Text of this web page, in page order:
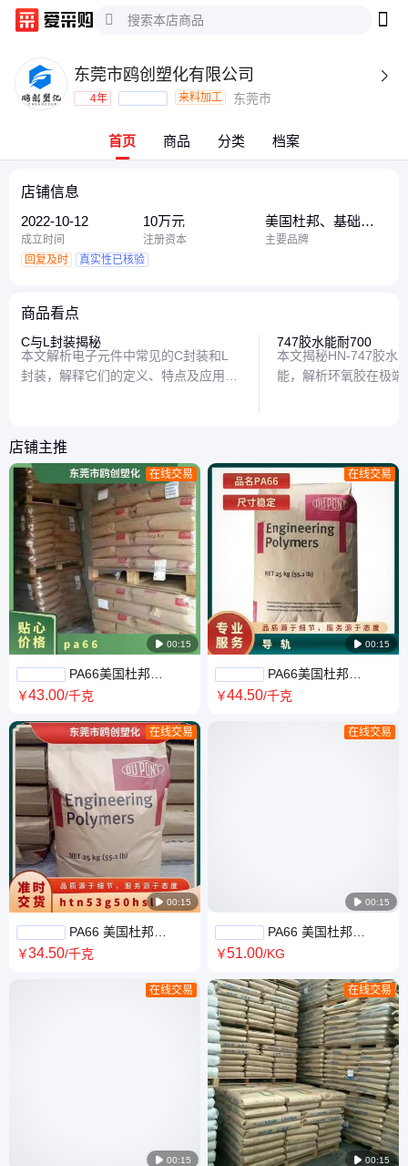
东莞市鸥创塑化有限公司 
4年 来料加工 东莞市
首页 商品 分类 档案
店铺信息
2022-10-12
成立时间
10万元
注册资本
美国杜邦、基础创
新塑料(美国)、基础
创新塑料
主要品牌
回复及时
真实性已核验
商品看点
C与L封装揭秘
本文解析电子元件中常见的C封装和L
封装，解释它们的定义、特点及应用场
747胶水能耐700
本文揭秘HN-747胶水
能，解析环氧胶在极
店铺主推
 00:15
在线交易
PA66美国杜邦
A73G15LBK083 注塑级加纤15
￥43.00/千克
 00:15
在线交易
PA66 美国杜邦
HTN53G50HSLR注塑级 阻燃
￥34.50/千克
 00:15
在线交易
 00:15
在线交易
PA66美国杜邦
10B140 BK061 玻纤增强 高刚
￥44.50/千克
 00:15
在线交易
PA66 美国杜邦
103FHSA NC010 热稳定尼龙
￥51.00/KG
 00:15
在线交易